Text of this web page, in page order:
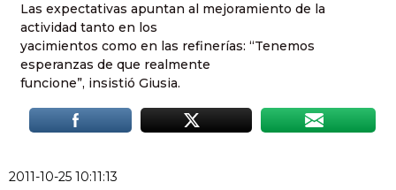
Las expectativas apuntan al mejoramiento de la
actividad tanto en los
yacimientos como en las refinerías: “Tenemos
esperanzas de que realmente
funcione”, insistió Giusia.
2011-10-25 10:11:13